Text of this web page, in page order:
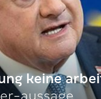
keine
aussage